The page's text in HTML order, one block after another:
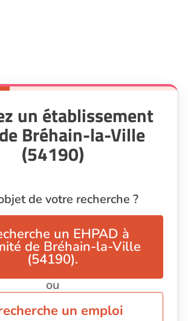
un établissement
Bréhain-la-Ville
(54190)
de votre recherche ?
un EHPAD à
de Bréhain-la-Ville
(54190).
ou
un emploi